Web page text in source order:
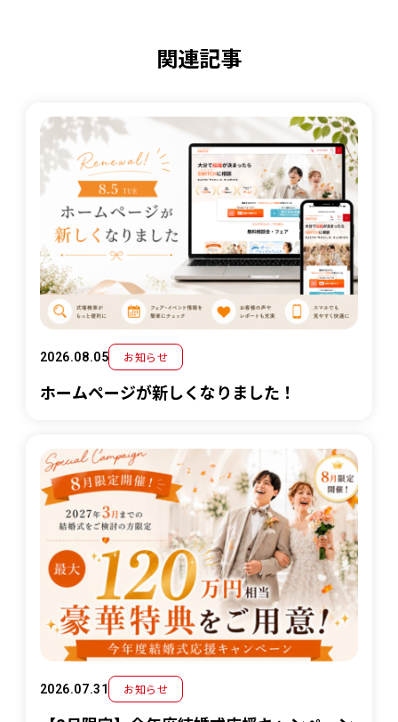
関連記事
2026.08.05 お知らせ
ホームページが新しくなりました！
2026.07.31 お知らせ